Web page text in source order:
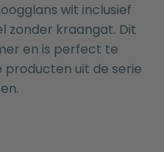
wit inclusief
zonder kraangat. Dit
en is perfect te
uit de serie
.